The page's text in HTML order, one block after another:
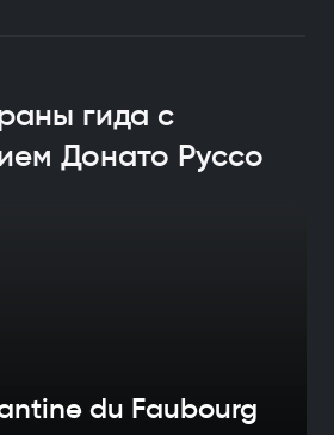
гида с
Донато Руссо
du Faubourg